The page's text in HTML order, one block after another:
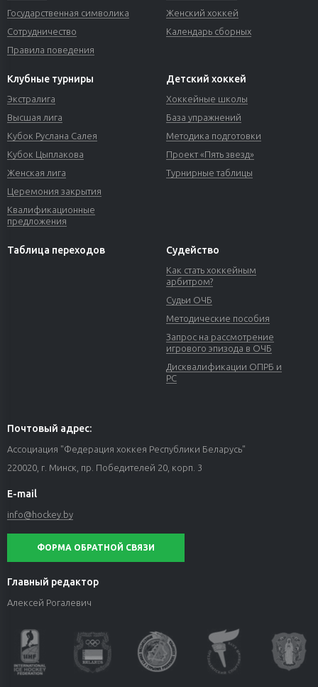
Государственная символика
Сотрудничество
Правила поведения
Женский хоккей
Календарь сборных
Клубные турниры
Экстралига
Высшая лига
Кубок Руслана Салея
Кубок Цыплакова
Женская лига
Церемония закрытия
Квалификационные
предложения
Детский хоккей
Хоккейные школы
База упражнений
Методика подготовки
Проект «Пять звезд»
Турнирные таблицы
Таблица переходов Судейство
Как стать хоккейным
арбитром?
Судьи ОЧБ
Методические пособия
Запрос на рассмотрение
игрового эпизода в ОЧБ
Дисквалификации ОПРБ и
РС
Почтовый адрес:
Ассоциация "Федерация хоккея Республики Беларусь"
220020, г. Минск, пр. Победителей 20, корп. 3
E-mail
info@hockey.by
ФОРМА ОБРАТНОЙ СВЯЗИ
Главный редактор
Алексей Рогалевич